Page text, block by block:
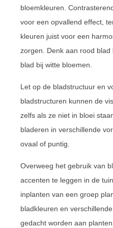
bloemkleuren.
voor een opvallend effect,
kleuren juist voor een
zorgen. Denk aan rood
blad bij witte bloemen.
Let op de bladstructuur en
bladstructuren kunnen de
zelfs als ze niet in bloei
bladeren in verschillende
ovaal of puntig.
Overweeg het gebruik van
accenten te leggen in de
inplanten van een groep
bladkleuren en
gedacht worden aan